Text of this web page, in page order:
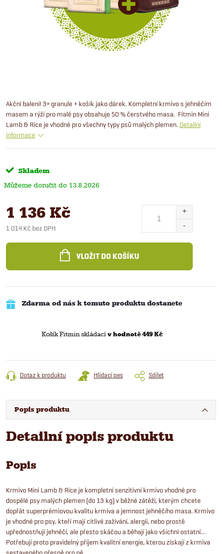
Akční balení! 3× granule + košík jako dárek. Kompletní krmivo s jehněčím
masem a rýží pro malé psy obsahuje 50 % čerstvého masa. Fitmin Mini
Lamb & Rice je vhodné pro všechny typy psů malých plemen. Detailní
informace
Skladem
13.8.2026
1 136 Kč
1 014 Kč bez DPH
cena:
VLOŽIT DO KOŠÍKU
Zdarma od nás k tomuto produktu dostanete
Košík Fitmin skládací v hodnotě 449 Kč
Dotaz k produktu Hlídací pes Sdílet
Popis produktu
Detailní popis produktu
Popis
Krmivo Mini Lamb & Rice je kompletní senzitivní krmivo vhodné pro
dospělé psy malých plemen (do 13 kg) v běžné zátěži, kterým chcete
dopřát superprémiovou kvalitu krmiva a jemnost jehněčího masa. Krmivo
je vhodné pro psy, kteří mají citlivé zažívání, alergii, nebo prostě
upřednostňují jehněčí, ale přesto skáčou a běhají jako všichni ostatní…
Potřebují proto pravidelný příjem kvalitní energie, kterou získají z krmiva